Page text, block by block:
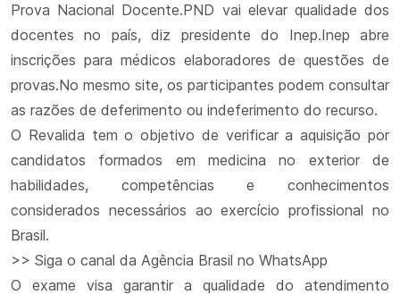
Prova Nacional Docente.PND vai elevar qualidade dos
docentes no país, diz presidente do Inep.Inep abre
inscrições para médicos elaboradores de questões de
provas.No mesmo site, os participantes podem consultar
as razões de deferimento ou indeferimento do recurso.
O Revalida tem o objetivo de verificar a aquisição por
candidatos formados em medicina no exterior de
habilidades, competências e conhecimentos
considerados necessários ao exercício profissional no
Brasil.
>> Siga o canal da Agência Brasil no WhatsApp
O exame visa garantir a qualidade do atendimento